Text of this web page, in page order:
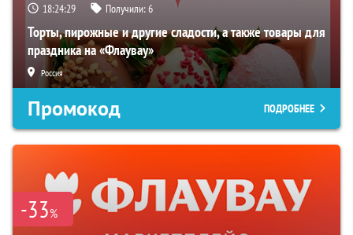
18:24:28 Получили:6
Торты, пирожные и другие сладости, а также товары для
праздника на «Флаувау»
Россия
Промокод ПОДРОБНЕЕ
-33%